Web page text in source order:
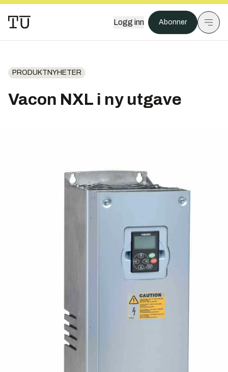
Logg inn Abonner
PRODUKTNYHETER
Vacon NXL i ny utgave